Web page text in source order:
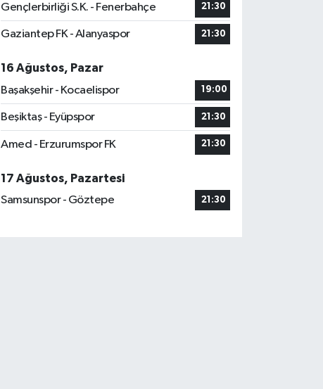
Gençlerbirliği S.K. - Fenerbahçe 21:30
Gaziantep FK - Alanyaspor 21:30
16 Ağustos, Pazar
Başakşehir - Kocaelispor
19:00
Beşiktaş - Eyüpspor 21:30
Amed - Erzurumspor FK 21:30
17 Ağustos, Pazartesi
Samsunspor - Göztepe
21:30